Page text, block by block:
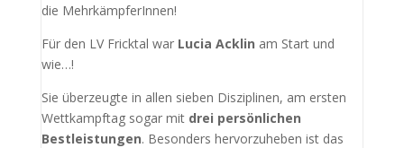
die MehrkämpferInnen!
Für den LV Fricktal war Lucia Acklin am Start und
wie…!
Sie überzeugte in allen sieben Disziplinen, am ersten
Wettkampftag sogar mit drei persönlichen
Bestleistungen. Besonders hervorzuheben ist das